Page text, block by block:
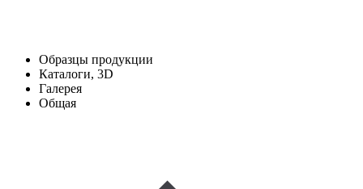
Образцы продукции
Каталоги, 3D
Галерея
Общая